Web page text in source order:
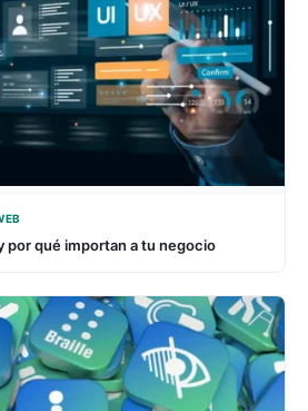
por qué importan a tu negocio